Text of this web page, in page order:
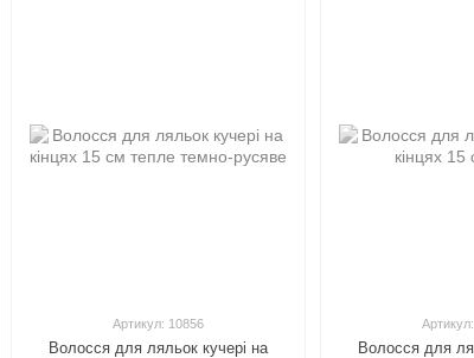
Артикул: 10856
Волосся для ляльок кучері на
Волосся для